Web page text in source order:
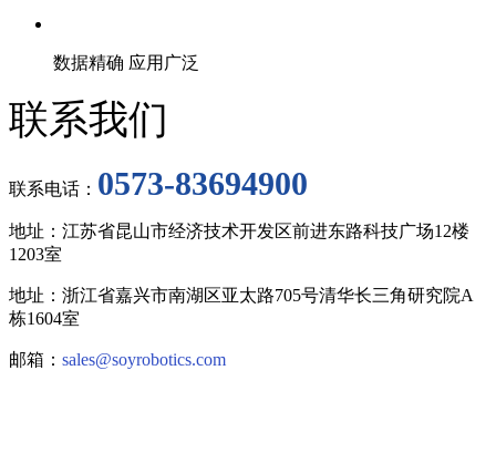
数据精确 应用广泛
联系我们
联系电话： 0573-83694900
地址：江苏省昆山市经济技术开发区前进东路科技广场12楼
1203室
地址：浙江省嘉兴市南湖区亚太路705号清华长三角研究院A
栋1604室
邮箱： sales@soyrobotics.com